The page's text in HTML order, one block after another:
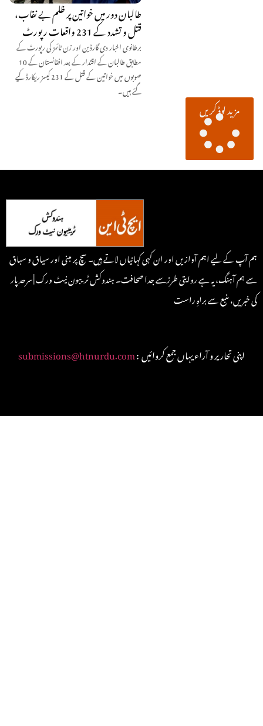
طالبان دور میں خواتین پر ظلم بے نقاب،
قتل و تشدد کے 231 واقعات رپورٹ
برطانوی اخبار دی گارڈین اور زن ٹائمز کی رپورٹ کے
مطابق طالبان کے اقتدار کے بعد افغانستان کے 10
صوبوں میں خواتین کے قتل کے 231 کیسز ریکارڈ کیے
گئے ہیں۔
مزید لوڈ کریں
ہم آپ کے لیے اہم آوازیں اور ان کہی کہانیاں لاتے ہیں۔ سچ پر مبنی اور سیاق و سباق
سے ہم آہنگ، یہ ہے روایتی طرزسے جدا صحافت۔ ہندوکش ٹریبون نیٹ ورک | سرحد پار
کی خبریں، منبع سے براہِ راست
submissions@htnurdu.com : اپنی تحاریر و آراء یہاں جمع کروائیں